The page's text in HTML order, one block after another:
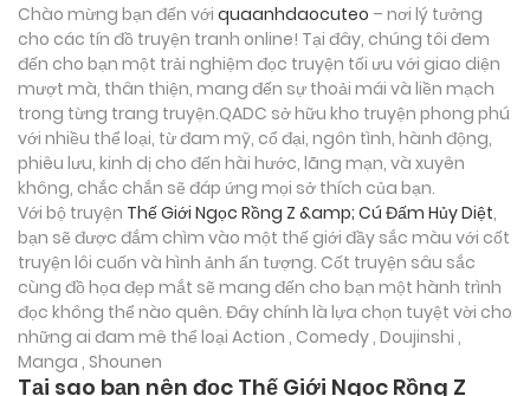
Chào mừng bạn đến với quaanhdaocuteo – nơi lý tưởng
cho các tín đồ truyện tranh online! Tại đây, chúng tôi đem
đến cho bạn một trải nghiệm đọc truyện tối ưu với giao diện
mượt mà, thân thiện, mang đến sự thoải mái và liền mạch
trong từng trang truyện.QADC sở hữu kho truyện phong phú
với nhiều thể loại, từ đam mỹ, cổ đại, ngôn tình, hành động,
phiêu lưu, kinh dị cho đến hài hước, lãng mạn, và xuyên
không, chắc chắn sẽ đáp ứng mọi sở thích của bạn.
Với bộ truyện Thế Giới Ngọc Rồng Z &amp; Cú Đấm Hủy Diệt,
bạn sẽ được đắm chìm vào một thế giới đầy sắc màu với cốt
truyện lôi cuốn và hình ảnh ấn tượng. Cốt truyện sâu sắc
cùng đồ họa đẹp mắt sẽ mang đến cho bạn một hành trình
đọc không thể nào quên. Đây chính là lựa chọn tuyệt vời cho
những ai đam mê thể loại Action , Comedy , Doujinshi ,
Manga , Shounen
Tại sao bạn nên đọc Thế Giới Ngọc Rồng Z